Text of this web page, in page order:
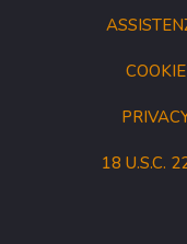
COOKIE
18 U.S.C.